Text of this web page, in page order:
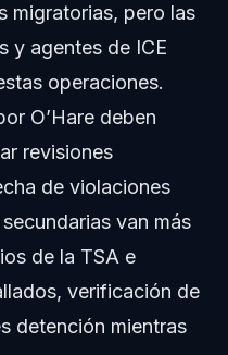
migratorias, pero las
y agentes de ICE
operaciones.
O’Hare deben
revisiones
de violaciones
van más
de la TSA e
verificación de
detención mientras